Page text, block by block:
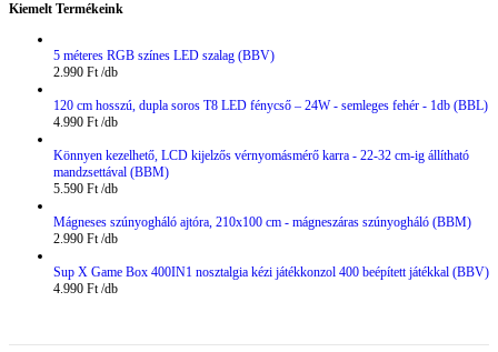
Kiemelt Termékeink
5 méteres RGB színes LED szalag (BBV)
2.990 Ft
120 cm hosszú, dupla soros T8 LED fénycső – 24W - semleges fehér - 1db (BBL)
4.990 Ft
Könnyen kezelhető, LCD kijelzős vérnyomásmérő karra - 22-32 cm-ig állítható
mandzsettával (BBM)
5.590 Ft
Mágneses szúnyogháló ajtóra, 210x100 cm - mágneszáras szúnyogháló (BBM)
2.990 Ft
Sup X Game Box 400IN1 nosztalgia kézi játékkonzol 400 beépített játékkal (BBV)
4.990 Ft